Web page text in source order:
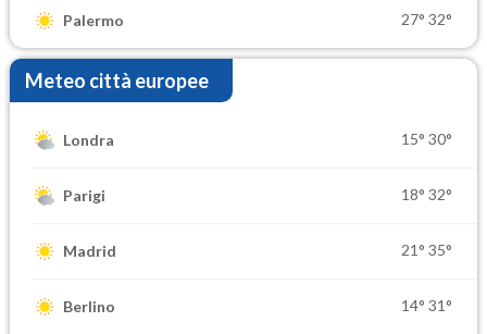
Palermo 27° 32°
Meteo città europee
Londra 15° 30°
Parigi 18° 32°
Madrid 21° 35°
Berlino 14° 31°